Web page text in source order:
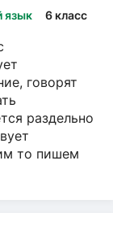
язык 6 класс
говорят
раздельно
то пишем